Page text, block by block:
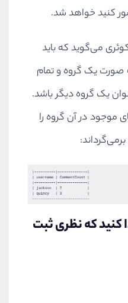
کنید خواهد شد.
می‌گوید که باید
صورت یک گروه و تمام
یک گروه دیگر باشد.
موجود در آن گروه را
کنید که نظری ثبت